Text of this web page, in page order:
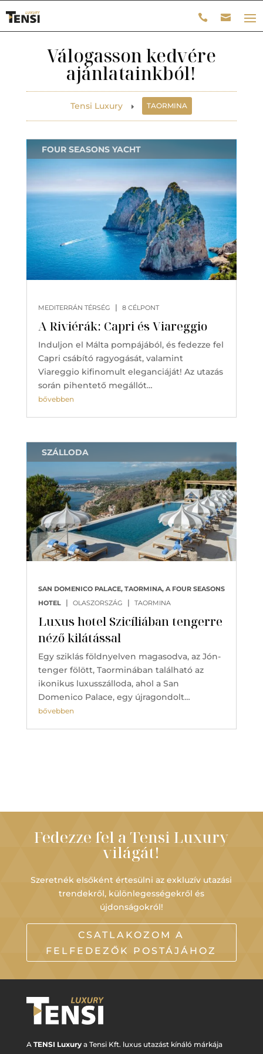
Válogasson kedvére
ajánlatainkból!
Tensi Luxury E TAORMINA
A Riviérák: Capri és Viareggio
MEDITERRÁN TÉRSÉG | 8 CÉLPONT
FOUR SEASONS YACHT
Induljon el Málta pompájából, és fedezze fel
Capri csábító ragyogását, valamint
Viareggio kifinomult eleganciáját! Az utazás
során pihentető megállót…
bővebben
Luxus hotel Szicíliában tengerre
néző kilátással
SAN DOMENICO PALACE, TAORMINA, A FOUR SEASONS
HOTEL
| OLASZORSZÁG | TAORMINA
SZÁLLODA
Egy sziklás földnyelven magasodva, az Jón-
tenger fölött, Taorminában található az
ikonikus luxusszálloda, ahol a San
Domenico Palace, egy újragondolt…
bővebben
Fedezze fel a Tensi Luxury
világát!
Szeretnék elsőként értesülni az exkluzív utazási
trendekről, különlegességekről és
újdonságokról!
CSATLAKOZOM A
FELFEDEZŐK POSTÁJÁHOZ
A TENSI Luxurya Tensi Kft. luxus utazást kínáló márkája